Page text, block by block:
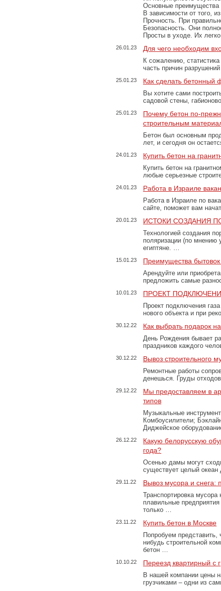
Основные преимущества
В зависимости от того,
Прочность. При
Безопасность. Они
Просты в уходе. Их
26.01.23 Для чего необходим
К сожалению,
часть причин
25.01.23 Как сделать бетонный
Вы хотите сами
садовой стены,
25.01.23
Почему бетон по-
строительным
Бетон был основным
лет, и сегодня он
24.01.23 Купить бетон на
Купить бетон на
любые серьезные
24.01.23 Работа в Израиле
Работа в Израиле по
сайте, поможет вам
20.01.23 ИСТОКИ СОЗДАНИЯ
Технологией создания
поляризации (по
египтяне. …
15.01.23 Преимущества
Арендуйте или
предложить самые
10.01.23 ПРОЕКТ
Проект подключения
нового объекта и при
30.12.22 Как выбрать подарок
День Рождения бывает
праздников каждого
30.12.22 Вывоз строительного
Ремонтные работы
денешься. Груды
29.12.22
Мы предоставляем в
типов
Музыкальные
Комбоусилители;
Диджейское
26.12.22
Какую белорусскую
года?
Осенью дамы могут
существует целый
29.11.22 Вывоз мусора и
Транспортировка
плавильные
только …
23.11.22 Купить бетон в Москве
Попробуем представить,
нибудь строительной
бетон …
10.10.22 Переезд квартирный с
В нашей компании цены
грузчиками – одни из